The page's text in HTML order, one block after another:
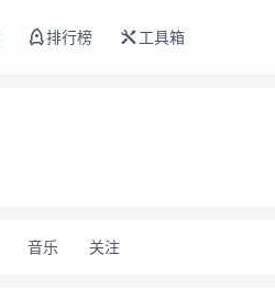
排行榜 工具箱
音乐 关注